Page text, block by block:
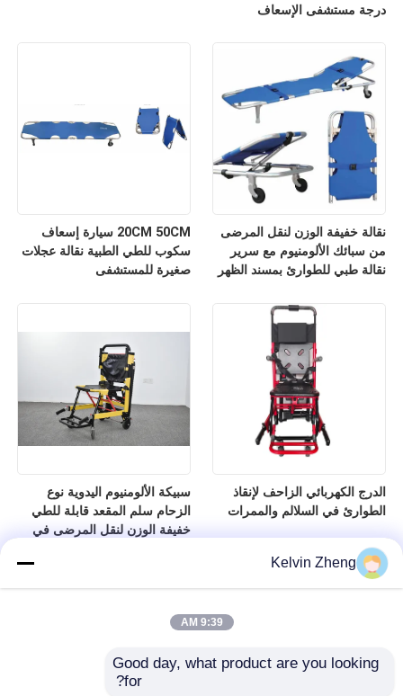
درجة مستشفى الإسعاف
20CM 50CM سيارة إسعاف
سكوب للطي الطبية نقالة عجلات
صغيرة للمستشفى
نقالة خفيفة الوزن لنقل المرضى
من سبائك الألومنيوم مع سرير
نقالة طبي للطوارئ بمسند الظهر
سبيكة الألومنيوم اليدوية نوع
الزحام سلم المقعد قابلة للطي
خفيفة الوزن لنقل المرضى في
الدرج الكهربائي الزاحف لإنقاذ
الطوارئ في السلالم والممرات
Kelvin Zheng
9:39 AM
Good day, what product are you looking
for?